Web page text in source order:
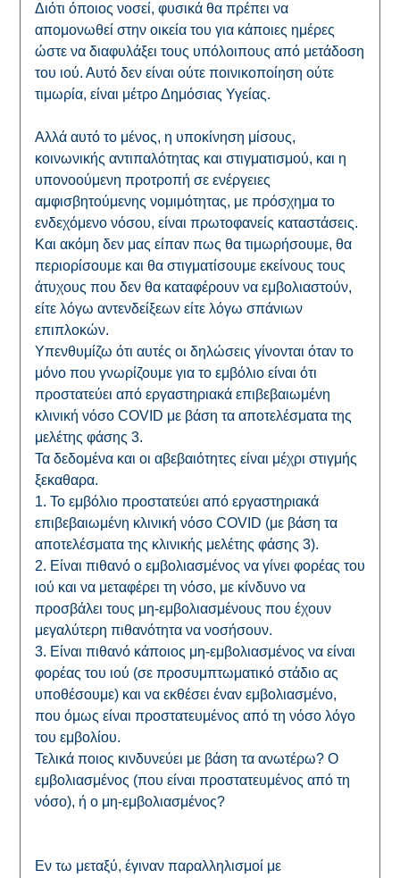
Διότι όποιος νοσεί, φυσικά θα πρέπει να
απομονωθεί στην οικεία του για κάποιες ημέρες
ώστε να διαφυλάξει τους υπόλοιπους από μετάδοση
του ιού. Αυτό δεν είναι ούτε ποινικοποίηση ούτε
τιμωρία, είναι μέτρο Δημόσιας Υγείας.
Αλλά αυτό το μένος, η υποκίνηση μίσους,
κοινωνικής αντιπαλότητας και στιγματισμού, και η
υπονοούμενη προτροπή σε ενέργειες
αμφισβητούμενης νομιμότητας, με πρόσχημα το
ενδεχόμενο νόσου, είναι πρωτοφανείς καταστάσεις.
Και ακόμη δεν μας είπαν πως θα τιμωρήσουμε, θα
περιορίσουμε και θα στιγματίσουμε εκείνους τους
άτυχους που δεν θα καταφέρουν να εμβολιαστούν,
είτε λόγω αντενδείξεων είτε λόγω σπάνιων
επιπλοκών.
Υπενθυμίζω ότι αυτές οι δηλώσεις γίνονται όταν το
μόνο που γνωρίζουμε για το εμβόλιο είναι ότι
προστατεύει από εργαστηριακά επιβεβαιωμένη
κλινική νόσο COVID με βάση τα αποτελέσματα της
μελέτης φάσης 3.
Τα δεδομένα και οι αβεβαιότητες είναι μέχρι στιγμής
ξεκαθαρα.
1. Το εμβόλιο προστατεύει από εργαστηριακά
επιβεβαιωμένη κλινική νόσο COVID (με βάση τα
αποτελέσματα της κλινικής μελέτης φάσης 3).
2. Είναι πιθανό ο εμβολιασμένος να γίνει φορέας του
ιού και να μεταφέρει τη νόσο, με κίνδυνο να
προσβάλει τους μη-εμβολιασμένους που έχουν
μεγαλύτερη πιθανότητα να νοσήσουν.
3. Είναι πιθανό κάποιος μη-εμβολιασμένος να είναι
φορέας του ιού (σε προσυμπτωματικό στάδιο ας
υποθέσουμε) και να εκθέσει έναν εμβολιασμένο,
που όμως είναι προστατευμένος από τη νόσο λόγο
του εμβολίου.
Τελικά ποιος κινδυνεύει με βάση τα ανωτέρω? Ο
εμβολιασμένος (που είναι προστατευμένος από τη
νόσο), ή ο μη-εμβολιασμένος?
Εν τω μεταξύ, έγιναν παραλληλισμοί με